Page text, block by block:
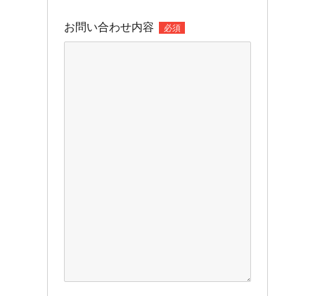
お問い合わせ内容 必須